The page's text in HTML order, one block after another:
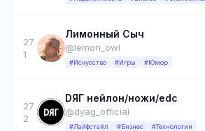
27
1
Лимонный Сыч
@lemon_owl
#Искусство #Игры #Юмор
27
2
DЯГ нейлон/ножи/edc
@dyag_official
#Лайфстайл #Бизнес #Технологии